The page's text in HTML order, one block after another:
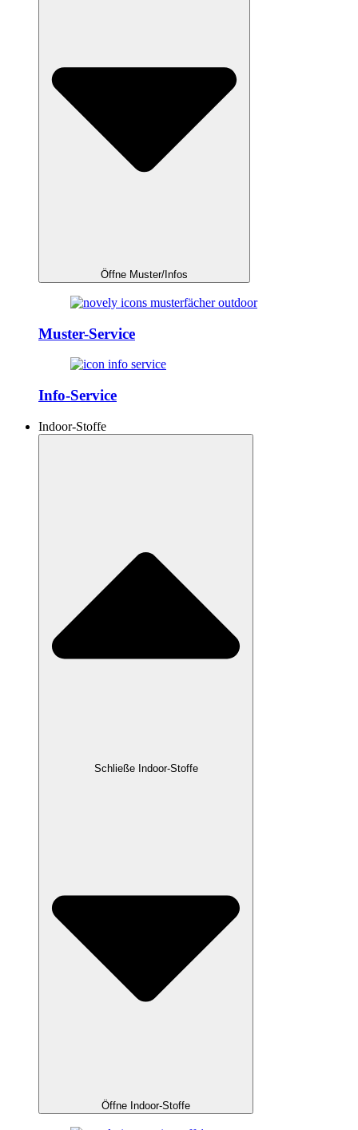
Öffne Muster/Infos
Muster-Service
Info-Service
Indoor-Stoffe
Schließe Indoor-Stoffe
Öffne Indoor-Stoffe